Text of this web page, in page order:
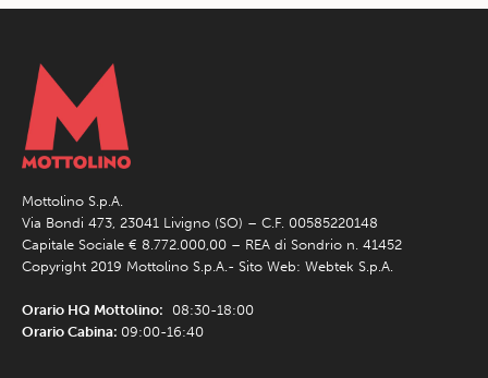
Mottolino S.p.A.
Via Bondi 473, 23041 Livigno (SO) – C.F. 00585220148
Capitale Sociale € 8.772.000,00 – REA di Sondrio n. 41452
Copyright 2019 Mottolino S.p.A.- Sito Web: Webtek S.p.A.
Orario HQ Mottolino: 08:30-18:00
Orario Cabina: 09:00-16:40